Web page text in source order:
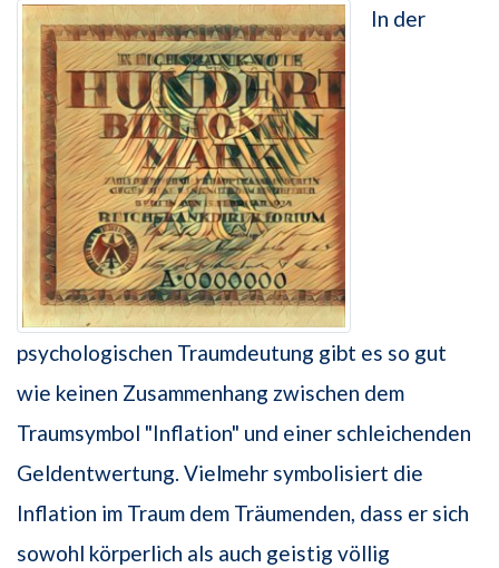
In der
psychologischen Traumdeutung gibt es so gut
wie keinen Zusammenhang zwischen dem
Traumsymbol "Inflation" und einer schleichenden
Geldentwertung. Vielmehr symbolisiert die
Inflation im Traum dem Träumenden, dass er sich
sowohl körperlich als auch geistig völlig